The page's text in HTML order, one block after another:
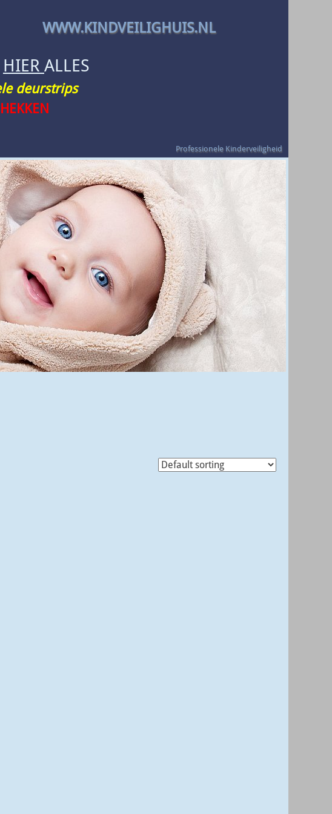
WWW.KINDVEILIGHUIS.NL
Professionele Kinderveiligheid
HIER ALLES
deurstrips